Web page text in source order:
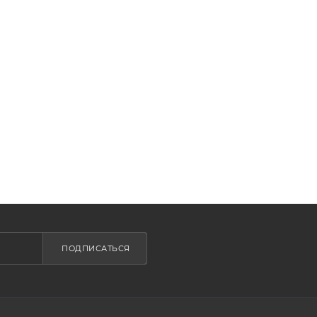
ПОДПИСАТЬСЯ